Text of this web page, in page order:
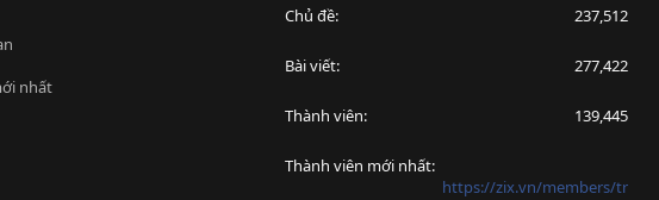
nhất
Chủ đề 237,512
Bài viết 277,422
Thành viên 139,445
Thành viên mới nhất
https://zix.vn/members/tr